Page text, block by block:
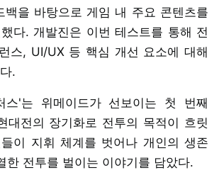
백을 바탕으로 게임 내 주요 콘텐츠를
다. 개발진은 이번 테스트를 통해 전
스, UI/UX 등 핵심 개선 요소에 대해
.
스'는 위메이드가 선보이는 첫 번째
대전의 장기화로 전투의 목적이 흐릿
이 지휘 체계를 벗어나 개인의 생존
한 전투를 벌이는 이야기를 담았다.